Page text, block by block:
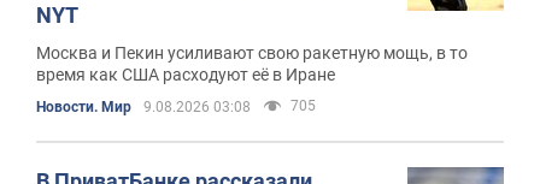
NYT
Москва и Пекин усиливают свою ракетную мощь, в то
время как США расходуют её в Иране
Новости. Мир 9.08.2026 03:08 705